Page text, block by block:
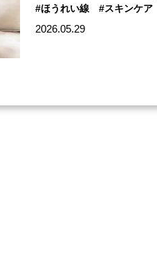
#ほうれい線 #スキンケア
2026.05.29